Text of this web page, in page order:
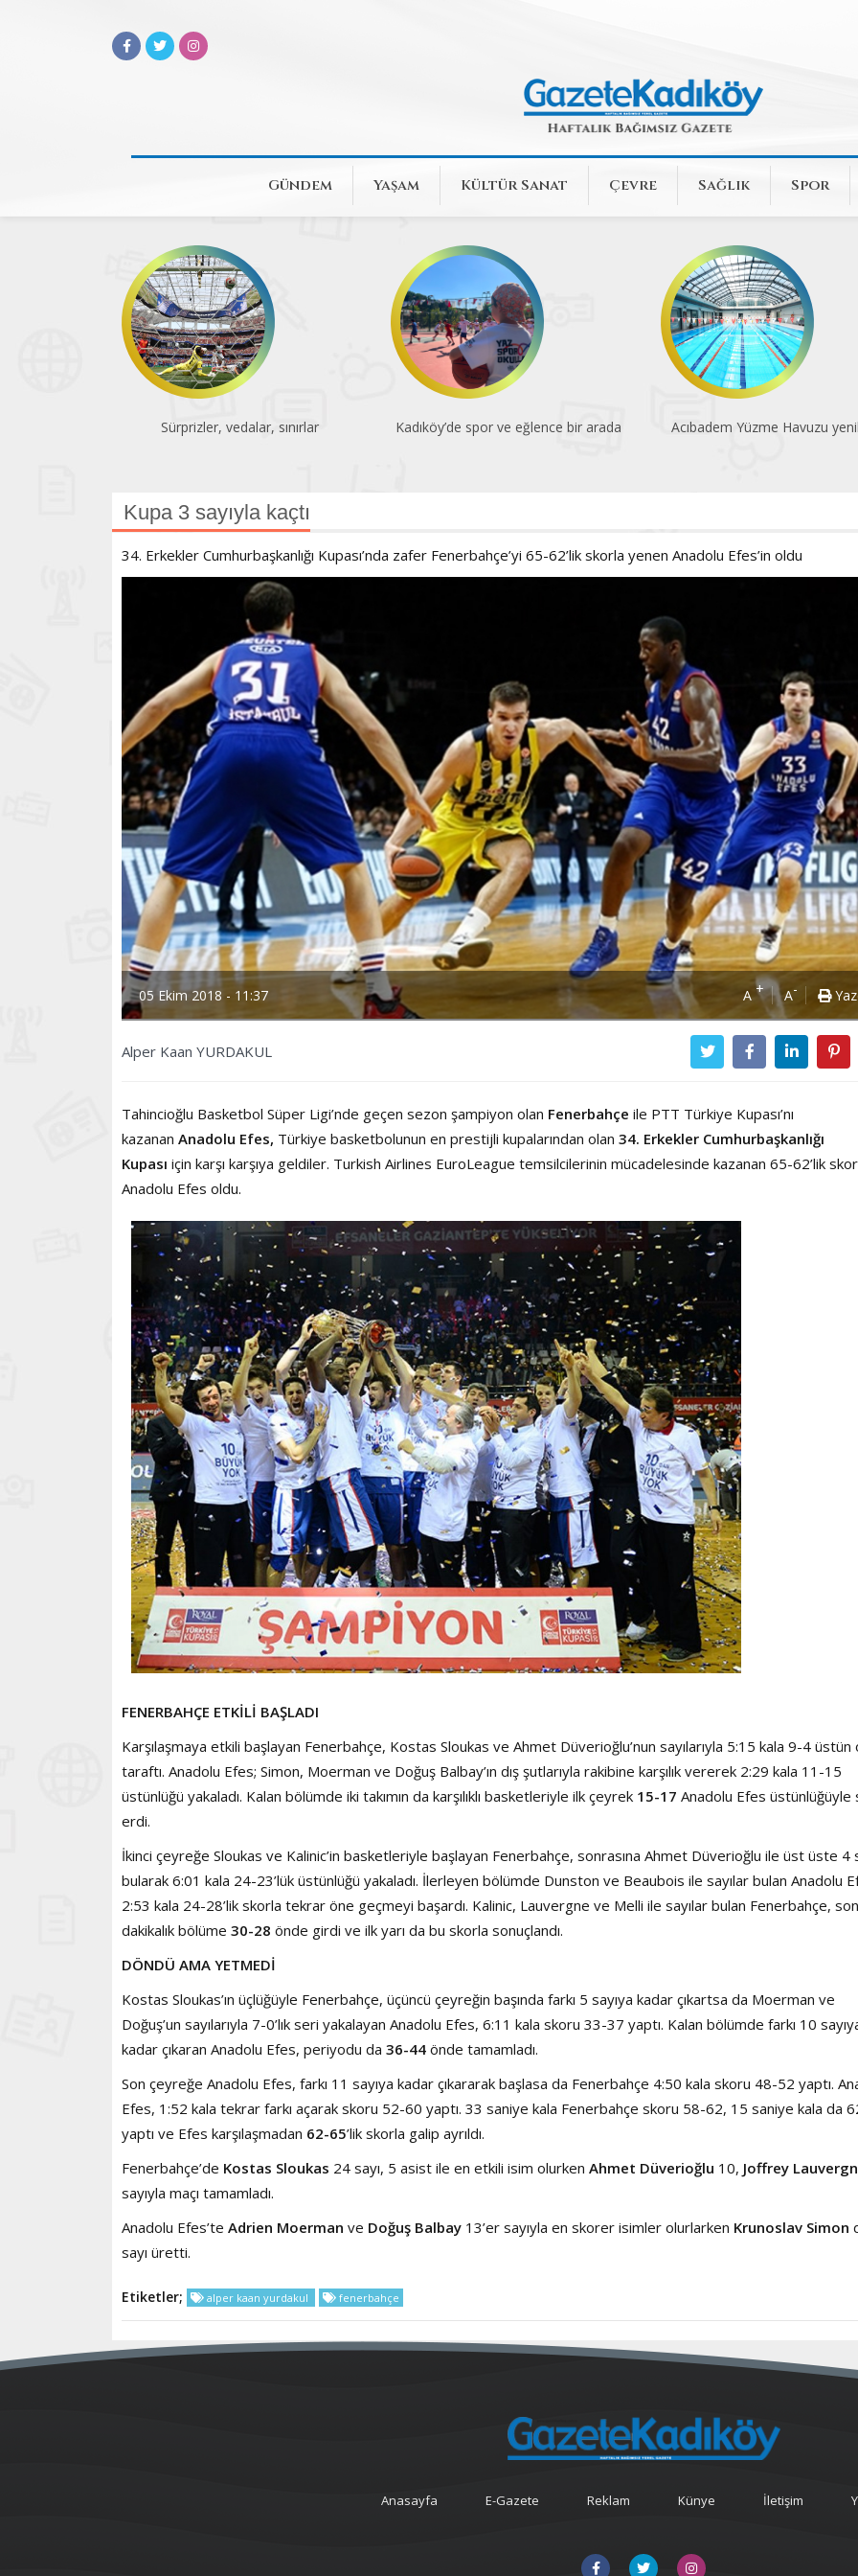
Gündem Yaşam Kültür Sanat Çevre Sağlık Spor
Sürprizler, vedalar, sınırlar Kadıköy’de spor ve eğlence bir arada Acıbadem Yüzme Havuzu
Kupa 3 sayıyla kaçtı
34. Erkekler Cumhurbaşkanlığı Kupası’nda zafer Fenerbahçe’yi 65-62’lik skorla yenen Anadolu Efes’in oldu
05 Ekim 2018 - 11:37 A+ A-
Alper Kaan YURDAKUL
Tahincioğlu Basketbol Süper Ligi’nde geçen sezon şampiyon olan Fenerbahçe ile PTT Türkiye Kupası’nı
kazanan Anadolu Efes, Türkiye basketbolunun en prestijli kupalarından olan 34. Erkekler Cumhurbaşkanlığı
Kupası için karşı karşıya geldiler. Turkish Airlines EuroLeague temsilcilerinin mücadelesinde kazanan 65-62’lik
Anadolu Efes oldu.
FENERBAHÇE ETKİLİ BAŞLADI
Karşılaşmaya etkili başlayan Fenerbahçe, Kostas Sloukas ve Ahmet Düverioğlu’nun sayılarıyla 5:15 kala 9-4 üstün
taraftı. Anadolu Efes; Simon, Moerman ve Doğuş Balbay’ın dış şutlarıyla rakibine karşılık vererek 2:29 kala 11-15
üstünlüğü yakaladı. Kalan bölümde iki takımın da karşılıklı basketleriyle ilk çeyrek 15-17 Anadolu Efes üstünlüğüyle
erdi.
İkinci çeyreğe Sloukas ve Kalinic’in basketleriyle başlayan Fenerbahçe, sonrasına Ahmet Düverioğlu ile üst üste 4
bularak 6:01 kala 24-23’lük üstünlüğü yakaladı. İlerleyen bölümde Dunston ve Beaubois ile sayılar bulan Anadolu
2:53 kala 24-28’lik skorla tekrar öne geçmeyi başardı. Kalinic, Lauvergne ve Melli ile sayılar bulan Fenerbahçe,
dakikalık bölüme 30-28 önde girdi ve ilk yarı da bu skorla sonuçlandı.
DÖNDÜ AMA YETMEDİ
Kostas Sloukas’ın üçlüğüyle Fenerbahçe, üçüncü çeyreğin başında farkı 5 sayıya kadar çıkartsa da Moerman ve
Doğuş’un sayılarıyla 7-0’lık seri yakalayan Anadolu Efes, 6:11 kala skoru 33-37 yaptı. Kalan bölümde farkı 10
kadar çıkaran Anadolu Efes, periyodu da 36-44 önde tamamladı.
Son çeyreğe Anadolu Efes, farkı 11 sayıya kadar çıkararak başlasa da Fenerbahçe 4:50 kala skoru 48-52 yaptı.
Efes, 1:52 kala tekrar farkı açarak skoru 52-60 yaptı. 33 saniye kala Fenerbahçe skoru 58-62, 15 saniye kala da
yaptı ve Efes karşılaşmadan 62-65’lik skorla galip ayrıldı.
Fenerbahçe’de Kostas Sloukas 24 sayı, 5 asist ile en etkili isim olurken Ahmet Düverioğlu 10, Joffrey
sayıyla maçı tamamladı.
Anadolu Efes’te Adrien Moerman ve Doğuş Balbay 13’er sayıyla en skorer isimler olurlarken Krunoslav Simon
sayı üretti.
Etiketler; alper kaan yurdakul fenerbahçe
Haftanın Pusulası
Power Ballad /
Anasayfa E-Gazete Reklam Künye İletişim